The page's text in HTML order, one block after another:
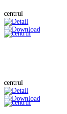
centrul
centrul